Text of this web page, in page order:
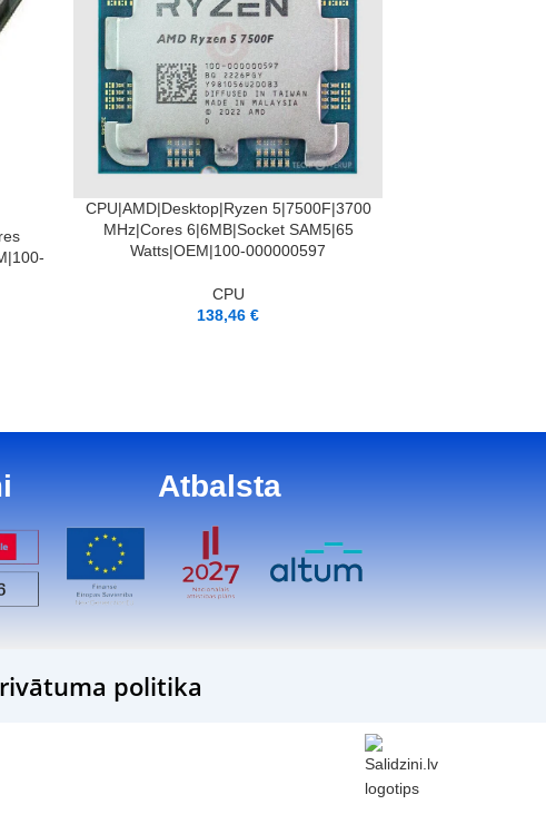
PIEVIENOT GROZAM
CPU|AMD|Desktop|Ryzen 5|7500F|3700
MHz|Cores 6|6MB|Socket SAM5|65
Watts|OEM|100-000000597
CPU
138,46 €
Atbalsta
politika